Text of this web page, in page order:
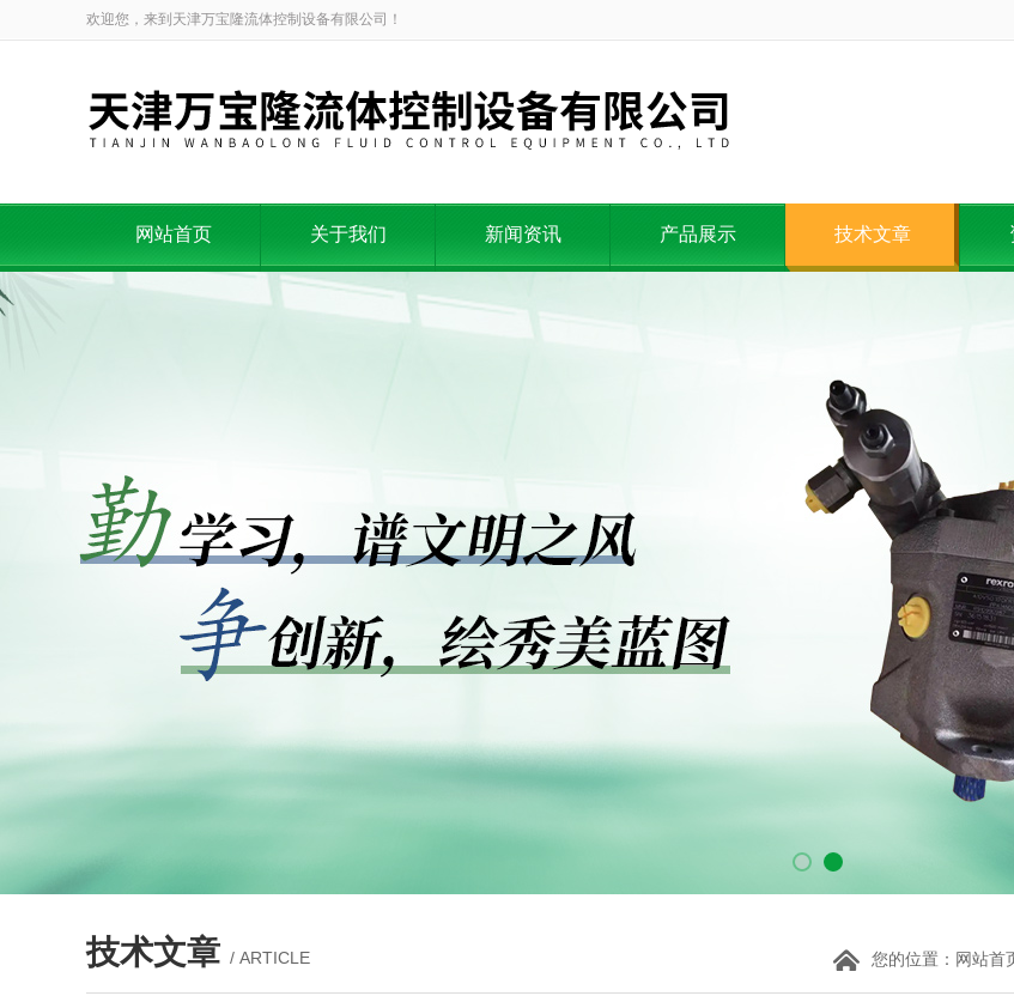
欢迎您，来到天津万宝隆流体控制设备有限公司！
网站首页 关于我们 新闻资讯 产品展示 技术文章
技术文章 / ARTICLE 您的位置： 网站首